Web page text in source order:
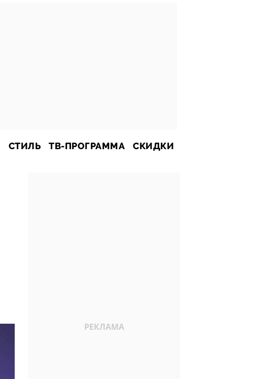
СТИЛЬ ТВ-ПРОГРАММА СКИДКИ